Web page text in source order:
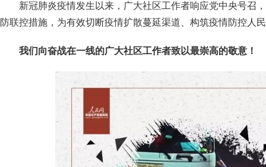
新冠肺炎疫情发生以来，广大社区工作者响应党中央号召
防联控措施，为有效切断疫情扩散蔓延渠道、构筑疫情防控人
我们向奋战在一线的广大社区工作者致以最崇高的敬意！